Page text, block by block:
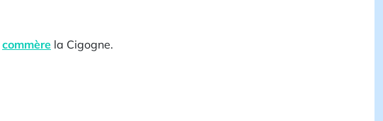
commère la Cigogne.